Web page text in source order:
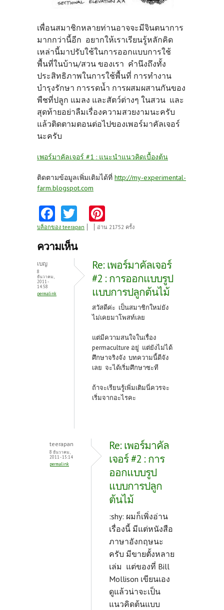
เพื่อนสมาชิกหลายท่านอาจจะมีจินตนาการ
มากกว่านี้อีก อยากให้เราเรียนรู้หลักคิด
เหล่านี้มาปรับใช้ในการออกแบบการใช้
พื้นที่ในบ้าน/สวน ของเรา คำนึงถึงทั้ง
ประสิทธิภาพในการใช้พื้นที่ การทำงาน
บำรุงรักษา การรดน้ำ การผสมผสานกันของ
พืชที่ปลูก แมลง และสัตว์ต่างๆ ในสวน และ
สุดท้ายอย่าลืมเรื่องความสวยงามนะครับ
แล้วติดตามตอนต่อไปของเพอร์มาคัลเจอร์
นะครับ
เพอร์มาคัลเจอร์ #1 : แนะนำแนวคิดเบื้องต้น
ติดตามข้อมูลเพิ่มเติมได้ที่ http://my-experimental-
farm.blogspot.com
Fa
ce
b
k
w
itt
nt
es
t
บล็อกของ teerapan อ่าน 21752 ครั้ง
ความเห็น
เบญ
8
ธันวาคม,
2011 -
14:58
permalink
Re: เพอร์มาคัลเจอร์
#2 : การออกแบบรูป
แบบการปลูกต้นไม้
สวัสดีค่ะ เป็นสมาชิกใหม่ยัง
ไม่เคยมาโพสท์เลย
แต่มีความสนใจในเรื่อง
permaculture อยู่ แต่ยังไม่ได้
ศึกษาจริงจัง บทความนี้ดีจัง
เลย จะได้เริ่มศึกษาซะที
ถ้าจะเรียนรู้เพิ่มเติมนี่ควรจะ
เริ่มจากอะไรคะ
teerapan
8 ธันวาคม,
2011 - 15:14
permalink
Re: เพอร์มาคัล
เจอร์ #2 : การ
ออกแบบรูป
แบบการปลูก
ต้นไม้
:shy: ผมก็เพิ่งอ่าน
เรื่องนี้ มีแต่หนังสือ
ภาษาอังกฤษนะ
ครับ มีขายตั้งหลาย
เล่ม แต่ของที่ Bill
Mollison เขียนเอง
ดูแล้วน่าจะเป็น
แนวคิดต้นแบบ